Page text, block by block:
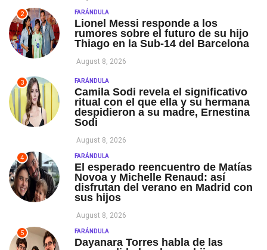
2 FARÁNDULA
Lionel Messi responde a los
rumores sobre el futuro de su hijo
Thiago en la Sub-14 del Barcelona
August 8, 2026
3 FARÁNDULA
Camila Sodi revela el significativo
ritual con el que ella y su hermana
despidieron a su madre, Ernestina
Sodi
August 8, 2026
4 FARÁNDULA
El esperado reencuentro de Matías
Novoa y Michelle Renaud: así
disfrutan del verano en Madrid con
sus hijos
August 8, 2026
5 FARÁNDULA
Dayanara Torres habla de las